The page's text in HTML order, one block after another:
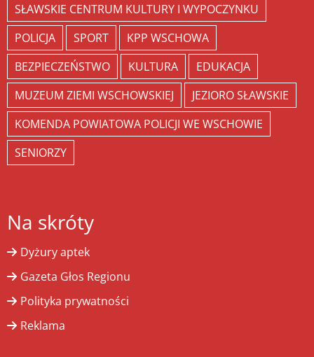
SŁAWSKIE CENTRUM KULTURY I WYPOCZYNKU
POLICJA
SPORT
KPP WSCHOWA
BEZPIECZEŃSTWO
KULTURA
EDUKACJA
MUZEUM ZIEMI WSCHOWSKIEJ
JEZIORO SŁAWSKIE
KOMENDA POWIATOWA POLICJI WE WSCHOWIE
SENIORZY
Na skróty
Dyżury aptek
Gazeta Głos Regionu
Polityka prywatności
Reklama